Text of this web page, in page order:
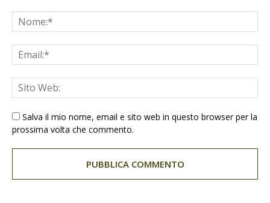
Salva il mio nome, email e sito web in questo browser per la
prossima volta che commento.